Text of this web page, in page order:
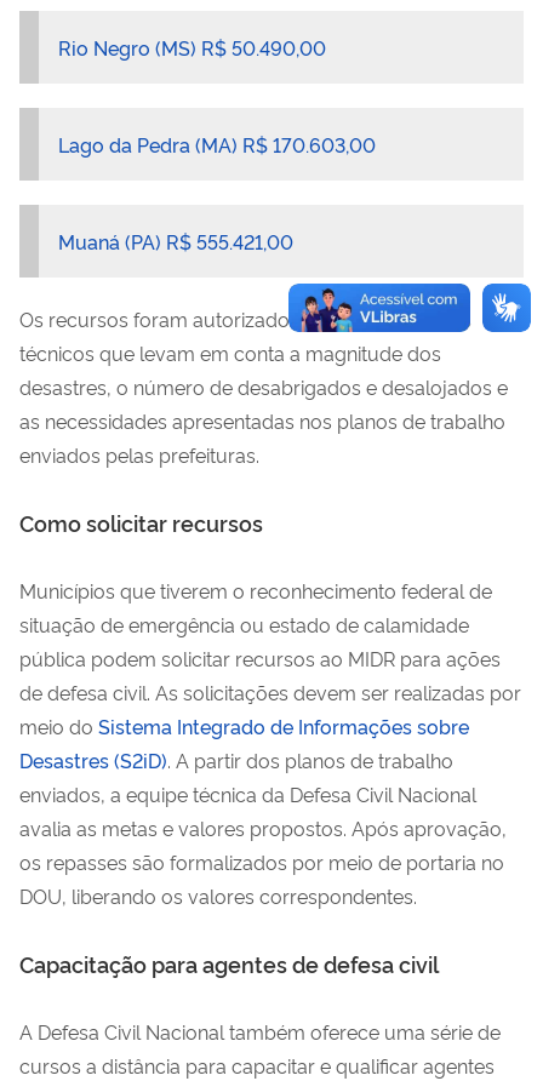
Rio Negro (MS) R$ 50.490,00
Lago da Pedra (MA) R$ 170.603,00
Muaná (PA) R$ 555.421,00
Os recursos foram autorizados a partir de critérios
técnicos que levam em conta a magnitude dos
desastres, o número de desabrigados e desalojados e
as necessidades apresentadas nos planos de trabalho
enviados pelas prefeituras.
Como solicitar recursos
Municípios que tiverem o reconhecimento federal de
situação de emergência ou estado de calamidade
pública podem solicitar recursos ao MIDR para ações
de defesa civil. As solicitações devem ser realizadas por
meio do Sistema Integrado de Informações sobre
Desastres (S2iD). A partir dos planos de trabalho
enviados, a equipe técnica da Defesa Civil Nacional
avalia as metas e valores propostos. Após aprovação,
os repasses são formalizados por meio de portaria no
DOU, liberando os valores correspondentes.
Capacitação para agentes de defesa civil
A Defesa Civil Nacional também oferece uma série de
cursos a distância para capacitar e qualificar agentes